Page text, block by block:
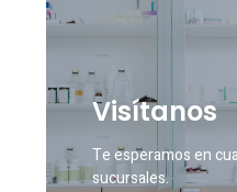
Visítanos
Te esperamos en
sucursales.